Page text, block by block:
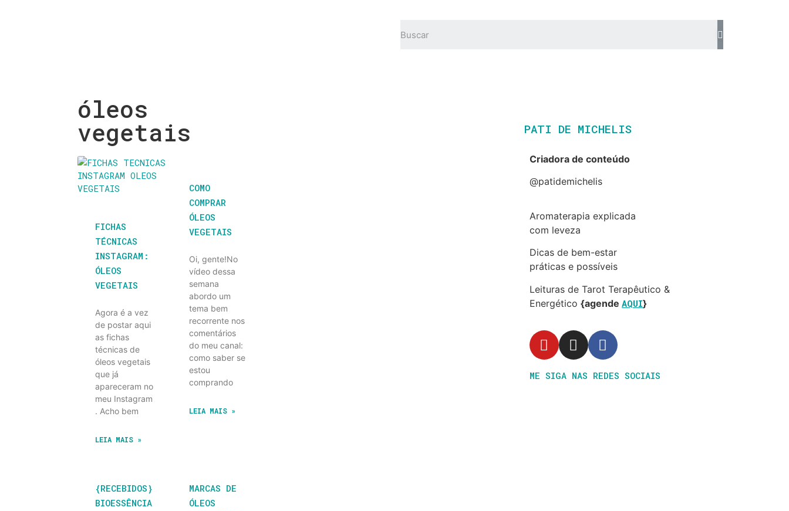
óleos
vegetais
FICHAS
TÉCNICAS
INSTAGRAM:
ÓLEOS
VEGETAIS
Agora é a vez
de postar aqui
as fichas
técnicas de
óleos vegetais
que já
apareceram no
meu Instagram
. Acho bem
LEIA MAIS »
COMO
COMPRAR
ÓLEOS
VEGETAIS
Oi, gente!No
vídeo dessa
semana
abordo um
tema bem
recorrente nos
comentários
do meu canal:
como saber se
estou
comprando
LEIA MAIS »
{RECEBIDOS}
BIOESSÊNCIA
MARCAS DE
ÓLEOS
PATI DE MICHELIS​
Criadora de conteúdo
@patidemichelis
Aromaterapia explicada
com leveza
Dicas de bem-estar
práticas e possíveis
Leituras de Tarot Terapêutico &
Energético {agende AQUI}
ME SIGA NAS REDES SOCIAIS